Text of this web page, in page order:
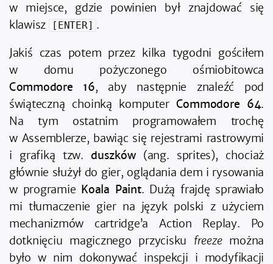
w miejsce, gdzie powinien był znajdować się
klawisz
[ENTER] .
Jakiś czas potem przez kilka tygodni gościłem
w domu pożyczonego ośmiobitowca
Commodore 16, aby następnie znaleźć pod
świąteczną choinką komputer Commodore 64.
Na tym ostatnim programowałem trochę
w Assemblerze, bawiąc się rejestrami rastrowymi
i grafiką tzw.duszków(ang. sprites), chociaż
głównie służył do gier, oglądania dem i rysowania
w programie Koala Paint. Dużą frajdę sprawiało
mi tłumaczenie gier na język polski z użyciem
mechanizmów cartridge’a Action Replay. Po
dotknięciu magicznego przycisku freezemożna
było w nim dokonywać inspekcji i modyfikacji